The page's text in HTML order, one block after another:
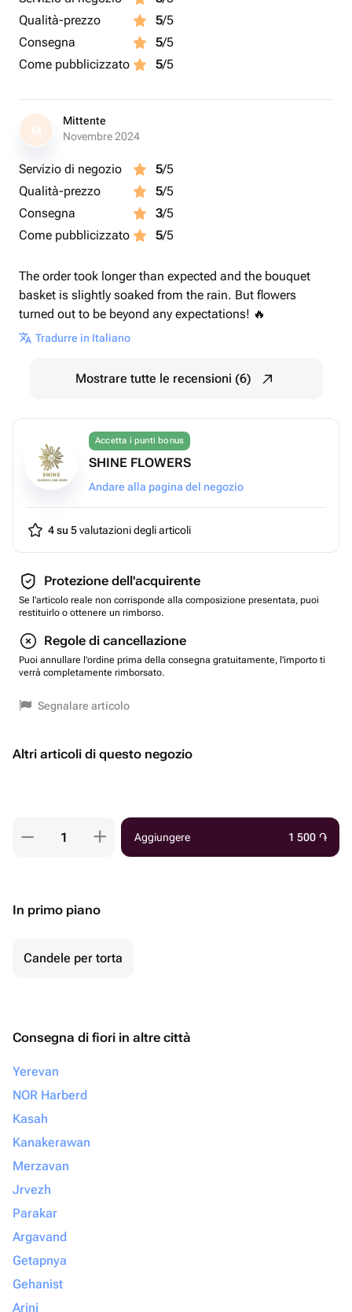
Qualità-prezzo
5/5
Consegna
5/5
Come pubblicizzato
5/5
M
Mittente
Novembre 2024
Servizio di negozio 5/5
Qualità-prezzo
5/5
Consegna
3/5
Come pubblicizzato
5/5
The order took longer than expected and the bouquet
basket is slightly soaked from the rain. But flowers
turned out to be beyond any expectations! 🔥
Tradurre in Italiano
Mostrare tutte le recensioni (6)
Accetta i punti bonus
SHINE FLOWERS
Andare alla pagina del negozio
4 su 5valutazioni degli articoli
Protezione dell'acquirente
Se l'articolo reale non corrisponde alla composizione presentata, puoi
restituirlo o ottenere un rimborso.
Regole di cancellazione
Puoi annullare l'ordine prima della consegna gratuitamente, l'importo ti
verrà completamente rimborsato.
Segnalare articolo
Altri articoli di questo negozio
Aggiungere 1 500 ֏
In primo piano
Candele per torta
Consegna di fiori in altre città
Yerevan
NOR Harberd
Kasah
Kanakerawan
Merzavan
Jrvezh
Parakar
Argavand
Getapnya
Gehanist
Arinj